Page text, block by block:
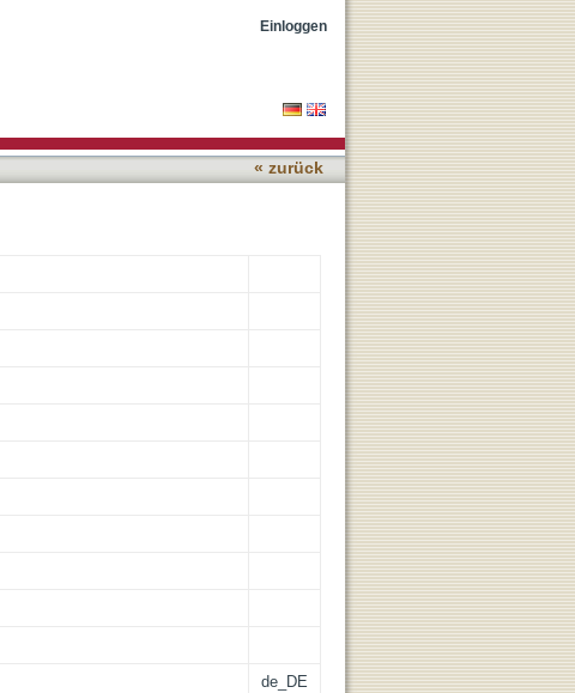
fibrosis Lung diseaseEinloggen
« zurück
de_DE